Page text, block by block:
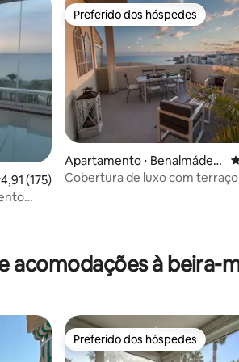
de uma avaliação média de 5, 175
4,91 (175)
Preferido dos hóspedes
Preferido dos hóspedes
Apartamento ⋅ Benalmáden
a
Cobertura de luxo com
acomodações à beira-
Preferido dos hóspedes
Preferido dos hóspedes